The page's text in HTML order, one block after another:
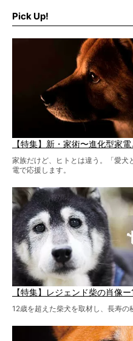
Pick Up!
【特集】新・家術〜進化型家
家族だけど、ヒトとは違う。「愛犬
電で応援します。
【特集】レジェンド柴の肖像
12歳を超えた柴犬を取材し、長寿の